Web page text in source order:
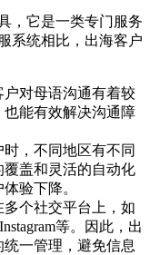
，它是一类专门服务
系统相比，出海客户
户对母语沟通有着较
能有效解决沟通障
时，不同地区有不同
盖和灵活的自动化
验下降。
多个社交平台上，如
等。因此，出
一管理，避免信息